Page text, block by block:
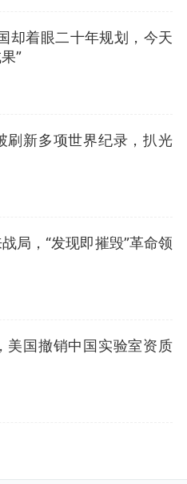
却着眼二十年规划，今天
”
刷新多项世界纪录，扒光
局，“发现即摧毁”革命领
美国撤销中国实验室资质